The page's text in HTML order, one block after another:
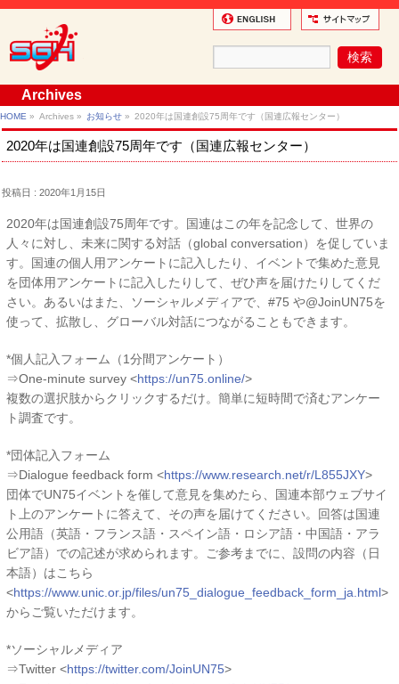
Archives
HOME » Archives » お知らせ » 2020年は国連創設75周年です（国連広報センター）
2020年は国連創設75周年です（国連広報センター）
投稿日 : 2020年1月15日
2020年は国連創設75周年です。国連はこの年を記念して、世界の
人々に対し、未来に関する対話（global conversation）を促していま
す。国連の個人用アンケートに記入したり、イベントで集めた意見
を団体用アンケートに記入したりして、ぜひ声を届けたりしてくだ
さい。あるいはまた、ソーシャルメディアで、#75 や@JoinUN75を
使って、拡散し、グローバル対話につながることもできます。
*個人記入フォーム（1分間アンケート）
⇒One-minute survey <https://un75.online/>
複数の選択肢からクリックするだけ。簡単に短時間で済むアンケー
ト調査です。
*団体記入フォーム
⇒Dialogue feedback form <https://www.research.net/r/L855JXY>
団体でUN75イベントを催して意見を集めたら、国連本部ウェブサイ
ト上のアンケートに答えて、その声を届けてください。回答は国連
公用語（英語・フランス語・スペイン語・ロシア語・中国語・アラ
ビア語）での記述が求められます。ご参考までに、設問の内容（日
本語）はこちら
<https://www.unic.or.jp/files/un75_dialogue_feedback_form_ja.html>
からご覧いただけます。
*ソーシャルメディア
⇒Twitter <https://twitter.com/JoinUN75>